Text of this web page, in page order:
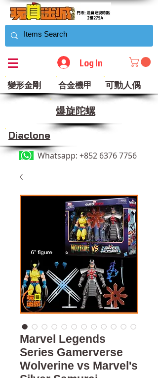
Log In
變形金剛 合金機甲 可動人偶
​爆旋陀螺
Diaclone
Whatsapp: +852 6376 7756
Marvel Legends
Series Gamerverse
Wolverine vs Marvel's